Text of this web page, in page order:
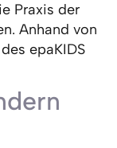
Praxis der
Anhand von
epaKIDS